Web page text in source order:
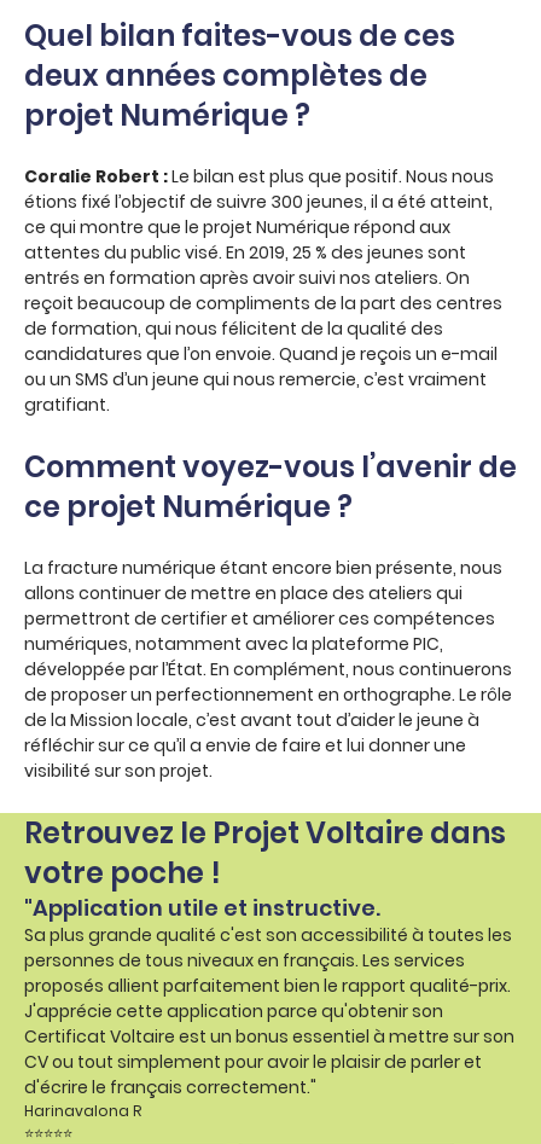
Quel bilan faites-vous de ces
deux années complètes de
projet Numérique ?
Coralie Robert :Le bilan est plus que positif. Nous nous
étions fixé l’objectif de suivre 300 jeunes, il a été atteint,
ce qui montre que le projet Numérique répond aux
attentes du public visé. En 2019, 25 % des jeunes sont
entrés en formation après avoir suivi nos ateliers. On
reçoit beaucoup de compliments de la part des centres
de formation, qui nous félicitent de la qualité des
candidatures que l’on envoie. Quand je reçois un e-mail
ou un SMS d’un jeune qui nous remercie, c’est vraiment
gratifiant.
Comment voyez-vous l’avenir de
ce projet Numérique ?
La fracture numérique étant encore bien présente, nous
allons continuer de mettre en place des ateliers qui
permettront de certifier et améliorer ces compétences
numériques, notamment avec la plateforme PIC,
développée par l’État. En complément, nous continuerons
de proposer un perfectionnement en orthographe. Le rôle
de la Mission locale, c’est avant tout d’aider le jeune à
réfléchir sur ce qu’il a envie de faire et lui donner une
visibilité sur son projet.
Retrouvez le Projet Voltaire dans
votre poche !
"Application utile et instructive.
Sa plus grande qualité c'est son accessibilité à toutes les
personnes de tous niveaux en français. Les services
proposés allient parfaitement bien le rapport qualité-prix.
J'apprécie cette application parce qu'obtenir son
Certificat Voltaire est un bonus essentiel à mettre sur son
CV ou tout simplement pour avoir le plaisir de parler et
d'écrire le français correctement."
Harinavalona R
⭐⭐⭐⭐⭐